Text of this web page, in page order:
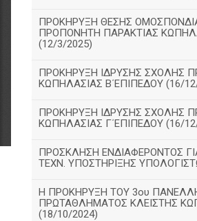
ΠΡΟΚΗΡΥΞΗ ΘΕΣΗΣ
ΠΡΟΠΟΝΗΤΗ ΠΑΡΑΚΤΙΑΣ
(12/3/2025)
ΠΡΟΚΗΡΥΞΗ ΙΔΡΥΣΗΣ ΣΧΟΛΗΣ
ΚΩΠΗΛΑΣΙΑΣ Β΄ΕΠΙΠΕΔΟΥ (16/
ΠΡΟΚΗΡΥΞΗ ΙΔΡΥΣΗΣ ΣΧΟΛΗΣ
ΚΩΠΗΛΑΣΙΑΣ Γ΄ΕΠΙΠΕΔΟΥ (16/
ΠΡΟΣΚΛΗΣΗ ΕΝΔΙΑΦΕΡΟΝΤΟΣ
ΤΕΧΝ. ΥΠΟΣΤΗΡΙΞΗΣ
Η ΠΡΟΚΗΡΥΞΗ ΤΟΥ 3ου
ΠΡΩΤΑΘΛΗΜΑΤΟΣ ΚΛΕΙΣΤΗΣ
(18/10/2024)